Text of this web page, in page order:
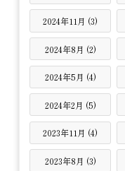
2024年11月 (3)
2024年8月 (2)
2024年5月 (4)
2024年2月 (5)
2023年11月 (4)
2023年8月 (3)